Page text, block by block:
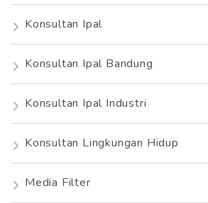
Konsultan Ipal
Konsultan Ipal Bandung
Konsultan Ipal Industri
Konsultan Lingkungan Hidup
Media Filter